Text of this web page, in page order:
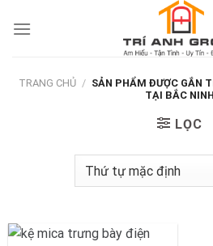
TRANG CHỦ / SẢN PHẨM ĐƯỢC GẮN
TẠI BẮC
LỌC